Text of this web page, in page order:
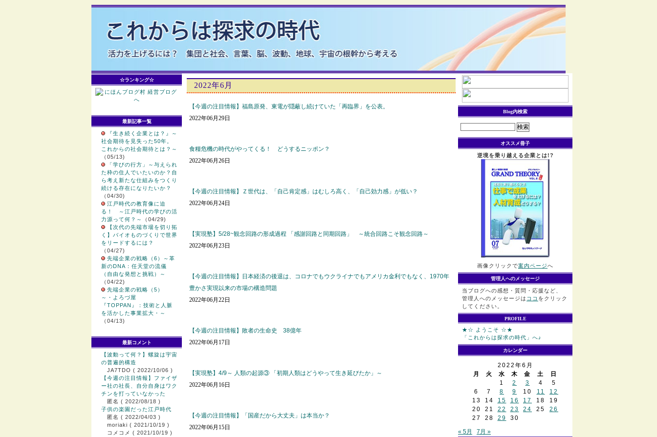
☆ランキング☆
最新記事一覧
『生き続く企業とは？』～
社会期待を見失った50年。
これからの社会期待とは？～
（05/13)
「学びの行方」～与えられ
た枠の住人でいたいのか？自
ら考え新たな仕組みをつくり
続ける存在になりたいか？
（04/30)
江戸時代の教育像に迫
る！ ～江戸時代の学びの活
力源って何？～
（04/29)
【次代の先端市場を切り拓
く】バイオものづくりで世界
をリードするには？
（04/27)
先端企業の戦略（6）～革
新のDNA：任天堂の流儀
（自由な発想と挑戦）～
（04/22)
先端企業の戦略（5）
～・よろづ屋
『TOPPAN』：技術と人脈
を活かした事業拡大・～
（04/13)
最新コメント
【波動って何？】螺旋は宇宙
の普遍的構造
JA7TDO ( 2022/10/06 )
【今週の注目情報】ファイザ
ー社の社長、自分自身はワク
チンを打っていなかった
匿名 ( 2022/08/18 )
子供の楽園だった江戸時代
匿名 ( 2022/04/03 )
moriaki ( 2021/10/19 )
コメコメ ( 2021/10/19 )
2022年6月
【今週の注目情報】福島原発、東電が隠蔽し続けていた「再臨界」を公表。
2022年06月29日
食糧危機の時代がやってくる！ どうするニッポン？
2022年06月26日
【今週の注目情報】Ｚ世代は、「自己肯定感」はむしろ高く、「自己効力感」が低い？
2022年06月24日
【実現塾】5/28~観念回路の形成過程 「感謝回路と同期回路」 ～統合回路こそ観念回路～
2022年06月23日
【今週の注目情報】日本経済の後退は、コロナでもウクライナでもアメリカ金利でもなく、1970年
豊かさ実現以来の市場の構造問題
2022年06月22日
【今週の注目情報】敗者の生命史 38億年
2022年06月17日
【実現塾】4/9～ 人類の起源③ 「初期人類はどうやって生き延びたか」～
2022年06月16日
【今週の注目情報】「国産だから大丈夫」は本当か？
2022年06月15日
Blog内検索
オススメ冊子
逆境を乗り越える企業とは!?
画像クリックで案内ページへ
管理人へのメッセージ
当ブログへの感想・質問・応援など、
管理人へのメッセージは ココ をクリック
してください。
PROFILE
★☆ ようこそ ☆★
「これからは探求の時代」へ♪
カレンダー
2022年6月
月
火 水 木 金 土
日
1
2 3 4
5
6
7 8 9 10 11
12
13
14 15 16 17 18
19
20
21 22 23 24 25
26
27
28 29
30
« 5月
7月 »